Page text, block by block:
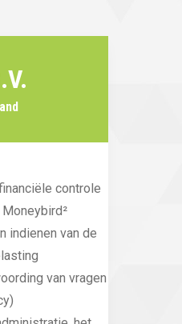
controle
indienen van de
van vragen